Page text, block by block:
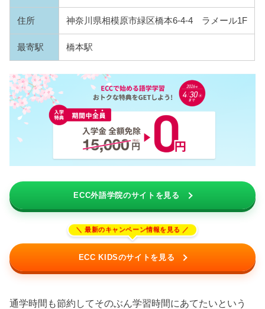
住所 神奈川県相模原市緑区橋本6-4-4 ラメール1F
最寄駅 橋本駅
ECC外語学院のサイトを見る
ECC KIDSのサイトを見る
通学時間も節約してそのぶん学習時間にあてたいという